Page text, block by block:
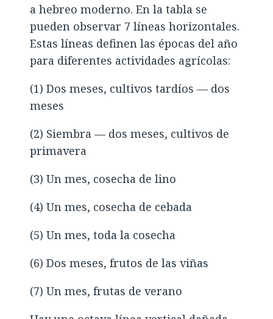
a hebreo moderno. En la tabla se
pueden observar 7 líneas horizontales.
Estas líneas definen las épocas del año
para diferentes actividades agrícolas:
(1) Dos meses, cultivos tardíos — dos
meses
(2) Siembra — dos meses, cultivos de
primavera
(3) Un mes, cosecha de lino
(4) Un mes, cosecha de cebada
(5) Un mes, toda la cosecha
(6) Dos meses, frutos de las viñas
(7) Un mes, frutas de verano